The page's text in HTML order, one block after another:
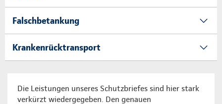
Falschbetankung
Krankenrücktransport
Die Leistungen unseres Schutzbriefes sind hier stark
verkürzt wiedergegeben. Den genauen